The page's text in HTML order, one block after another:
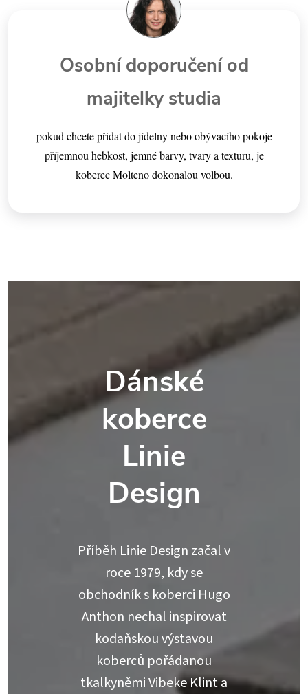
Osobní doporučení od
majitelky studia
pokud chcete přidat do jídelny nebo obývacího pokoje
příjemnou hebkost, jemné barvy, tvary a texturu, je
koberec Molteno dokonalou volbou.
Dánské
koberce
Linie
Design
Příběh Linie Design začal v
roce 1979, kdy se
obchodník s koberci Hugo
Anthon nechal inspirovat
kodaňskou výstavou
koberců pořádanou
tkalkyněmi Vibeke Klint a